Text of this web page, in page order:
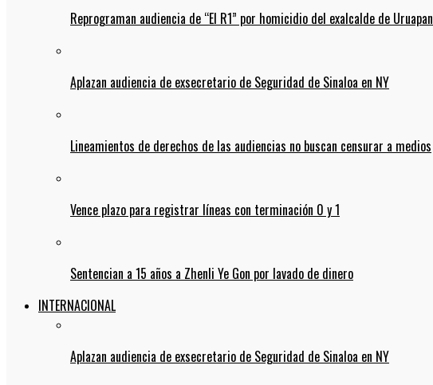
Reprograman audiencia de “El R1” por homicidio del exalcalde de Uruapan
Aplazan audiencia de exsecretario de Seguridad de Sinaloa en NY
Lineamientos de derechos de las audiencias no buscan censurar a medios
Vence plazo para registrar líneas con terminación 0 y 1
Sentencian a 15 años a Zhenli Ye Gon por lavado de dinero
INTERNACIONAL
Aplazan audiencia de exsecretario de Seguridad de Sinaloa en NY